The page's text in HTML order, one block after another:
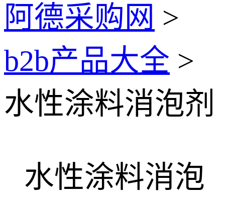
阿德采购网 >
b2b产品大全 >
水性涂料消泡剂
水性涂料消泡